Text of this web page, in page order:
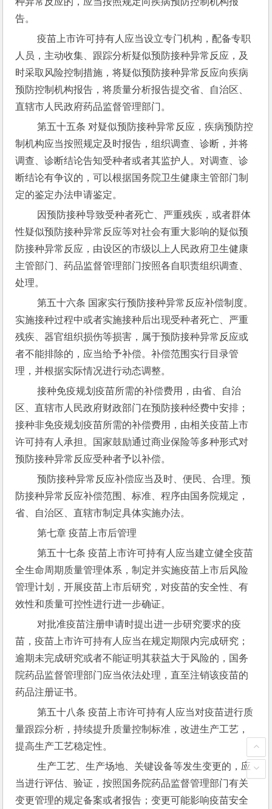
告。
疫苗上市许可持有人应当设立专门机构，配备专职
人员，主动收集、跟踪分析疑似预防接种异常反应，及
时采取风险控制措施，将疑似预防接种异常反应向疾病
预防控制机构报告，将质量分析报告提交省、自治区、
直辖市人民政府药品监督管理部门。
第五十五条 对疑似预防接种异常反应，疾病预防控
制机构应当按照规定及时报告，组织调查、诊断，并将
调查、诊断结论告知受种者或者其监护人。对调查、诊
断结论有争议的，可以根据国务院卫生健康主管部门制
定的鉴定办法申请鉴定。
性疑似预防接种异常反应等对社会有重大影响的疑似预
防接种异常反应，由设区的市级以上人民政府卫生健康
主管部门、药品监督管理部门按照各自职责组织调查、
处理。
第五十六条 国家实行预防接种异常反应补偿制度。
实施接种过程中或者实施接种后出现受种者死亡、严重
残疾、器官组织损伤等损害，属于预防接种异常反应或
者不能排除的，应当给予补偿。补偿范围实行目录管
理，并根据实际情况进行动态调整。
接种免疫规划疫苗所需的补偿费用，由省、自治
区、直辖市人民政府财政部门在预防接种经费中安排；
接种非免疫规划疫苗所需的补偿费用，由相关疫苗上市
许可持有人承担。国家鼓励通过商业保险等多种形式对
预防接种异常反应受种者予以补偿。
预防接种异常反应补偿应当及时、便民、合理。预
防接种异常反应补偿范围、标准、程序由国务院规定，
省、自治区、直辖市制定具体实施办法。
第七章 疫苗上市后管理
第五十七条 疫苗上市许可持有人应当建立健全疫苗
全生命周期质量管理体系，制定并实施疫苗上市后风险
管理计划，开展疫苗上市后研究，对疫苗的安全性、有
效性和质量可控性进行进一步确证。
苗，疫苗上市许可持有人应当在规定期限内完成研究；
逾期未完成研究或者不能证明其获益大于风险的，国务
院药品监督管理部门应当依法处理，直至注销该疫苗的
药品注册证书。
第五十八条 疫苗上市许可持有人应当对疫苗进行质
量跟踪分析，持续提升质量控制标准，改进生产工艺，
提高生产工艺稳定性。
生产工艺、生产场地、关键设备等发生变更的，应
当进行评估、验证，按照国务院药品监督管理部门有关
变更管理的规定备案或者报告；变更可能影响疫苗安全